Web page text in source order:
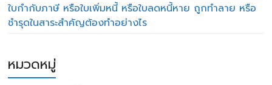
ใบกำกับภาษี หรือใบเพิ่มหนี้ หรือใบลดหนี้หาย ถูกทำลาย หรือ
ชำรุดในสาระสำคัญต้องทำอย่างไร
หมวดหมู่